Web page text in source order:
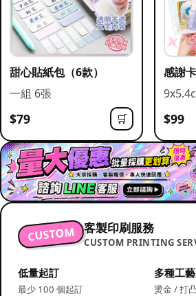
甜心貼紙包（6款）
一組 6張
$79 🛒
感謝
$99
CUSTOM 客製印刷服務
CUSTOM PRINTING
低量起訂
最少 100 個起訂
多種工藝
燙金 / 打